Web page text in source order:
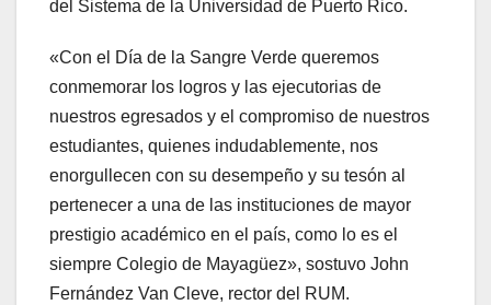
del Sistema de la Universidad de Puerto Rico.
«Con el Día de la Sangre Verde queremos
conmemorar los logros y las ejecutorias de
nuestros egresados y el compromiso de nuestros
estudiantes, quienes indudablemente, nos
enorgullecen con su desempeño y su tesón al
pertenecer a una de las instituciones de mayor
prestigio académico en el país, como lo es el
siempre Colegio de Mayagüez», sostuvo John
Fernández Van Cleve, rector del RUM.